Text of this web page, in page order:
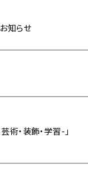
知らせ
術・装飾・学習-」